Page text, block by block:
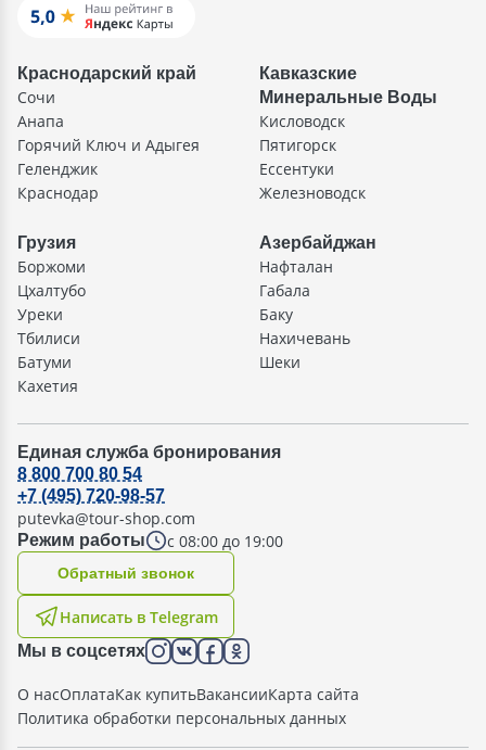
Краснодарский край
Сочи
Анапа
Горячий Ключ и Адыгея
Геленджик
Краснодар
Кавказские
Минеральные Воды
Кисловодск
Пятигорск
Ессентуки
Железноводск
Грузия
Боржоми
Цхалтубо
Уреки
Тбилиси
Батуми
Кахетия
Азербайджан
Нафталан
Габала
Баку
Нахичевань
Шеки
Единая служба бронирования
Режим работы с 08:00 до 19:00
8 800 700 80 54
+7 (495) 720-98-57
putevka@tour-shop.com
Написать в Telegram
Oбратный звонок
Мы в соцсетях
О насОплатаКак купитьВакансииКарта сайта
Политика обработки персональных данных